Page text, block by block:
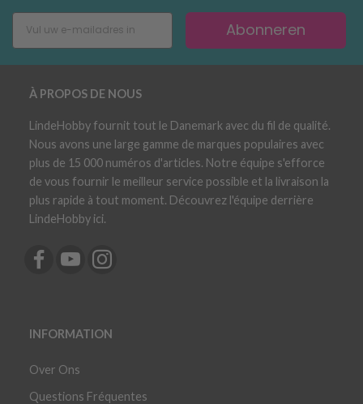
Abonneren
À PROPOS DE NOUS
LindeHobby fournit tout le Danemark avec du fil de qualité.
Nous avons une large gamme de marques populaires avec
plus de 15 000 numéros d'articles. Notre équipe s'efforce
de vous fournir le meilleur service possible et la livraison la
plus rapide à tout moment. Découvrez l'équipe derrière
LindeHobby ici.
INFORMATION
Over Ons
Questions Fréquentes